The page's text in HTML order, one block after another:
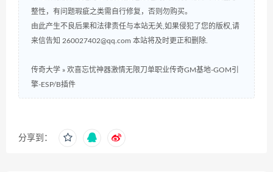
整性，有问题瑕疵之类需自行修复，否则勿购买。
由此产生不良后果和法律责任与本站无关,如果侵犯了您的版权,请
来信告知 260027402@qq.com 本站将及时更正和删除.
传奇大学 » 欢喜忘忧神器激情无限刀单职业传奇GM基地-GOM引
擎-ESP/B插件
分享到：